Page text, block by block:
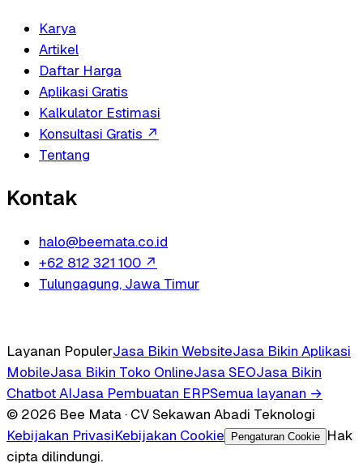
Karya
Artikel
Daftar Harga
Aplikasi Gratis
Kalkulator Estimasi
Konsultasi Gratis ↗
Tentang
Kontak
halo@beemata.co.id
+62 812 321 100 ↗
Tulungagung, Jawa Timur
Layanan PopulerJasa Bikin WebsiteJasa Bikin Aplikasi
MobileJasa Bikin Toko OnlineJasa SEOJasa Bikin
Chatbot AIJasa Pembuatan ERPSemua layanan →
© 2026 Bee Mata · CV Sekawan Abadi Teknologi
Kebijakan PrivasiKebijakan Cookie Pengaturan Cookie
Hak
cipta dilindungi.